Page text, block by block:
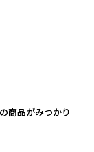
商品がみつかり